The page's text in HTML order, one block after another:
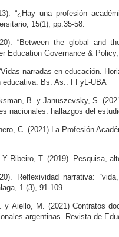
“¿Hay una profesión
15(1), pp.35-58.
“Between the global and
Education Governance & Policy,
narradas en educación.
educativa. Bs. As.: FFyL-UBA
B. y Januszevsky, S.
nacionales. hallazgos del
C. (2021) La Profesión
Ribeiro, T. (2019). Pesquisa,
Reflexividad narrativa:
1 (3), 91-109
y Aiello, M. (2021) Contratos
argentinas. Revista de